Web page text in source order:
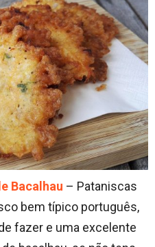
Bacalhau – Pataniscas
bem típico português,
fazer e uma excelente